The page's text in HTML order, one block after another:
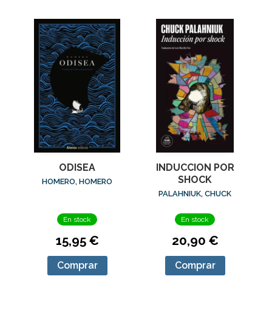
ODISEA
HOMERO, HOMERO
En stock
15,95 €
Comprar
INDUCCION POR
SHOCK
PALAHNIUK, CHUCK
En stock
20,90 €
Comprar